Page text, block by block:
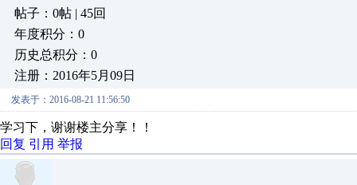
帖子：0帖 | 45回
年度积分：0
历史总积分：0
注册：2016年5月09日
发表于：2016-08-21 11:56:50
学习下，谢谢楼主分享！！
回复 引用 举报